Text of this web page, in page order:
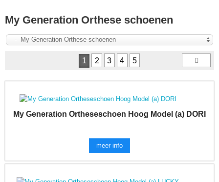
My Generation Orthese schoenen
- My Generation Orthese schoenen
1 2 3 4 5
My Generation Ortheseschoen Hoog Model (a) DORI
meer info